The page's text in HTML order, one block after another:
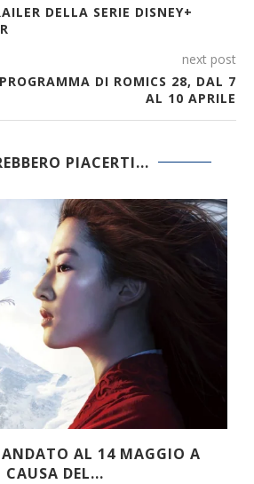
DELLA SERIE DISNEY+
next post
DI ROMICS 28, DAL 7
AL 10 APRILE
PIACERTI...
AL 14 MAGGIO A
CAUSA DEL...